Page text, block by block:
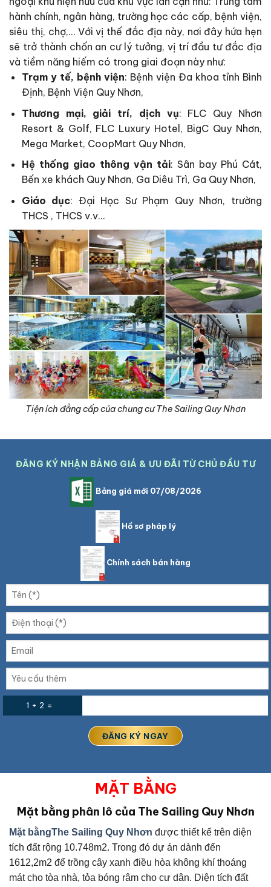
hành chính, ngân hàng, trường học các cấp, bệnh viện,
siêu thị, chợ,… Với vị thế đắc địa này, nơi đây hứa hẹn
sẽ trở thành chốn an cư lý tưởng, vị trí đầu tư đắc địa
và tiềm năng hiếm có trong giai đoạn này như:
Trạm y tế, bệnh viện: Bệnh viện Đa khoa tỉnh Bình
Định, Bệnh Viện Quy Nhơn,
Thương mại, giải trí, dịch vụ: FLC Quy Nhơn
Resort & Golf, FLC Luxury Hotel, BigC Quy Nhơn,
Mega Market, CoopMart Quy Nhơn,
Hệ thống giao thông vận tải: Sân bay Phú Cát,
Bến xe khách Quy Nhơn, Ga Diêu Trì, Ga Quy Nhơn,
Giáo dục: Đại Học Sư Phạm Quy Nhơn, trường
THCS , THCS v.v…
Tiện ích đẳng cấp của chung cư The Sailing Quy Nhơn
ĐĂNG KÝ NHẬN BẢNG GIÁ & ƯU ĐÃI TỪ CHỦ ĐẦU TƯ
Bảng giá mới 07/08/2026
Hồ sơ pháp lý
Chính sách bán hàng
1 + 2 =
MẶT BẰNG
Mặt bằng phân lô của The Sailing Quy Nhơn
Mặt bằngThe Sailing Quy Nhơn được thiết kế trên diện
tích đất rộng 10.748m2. Trong đó dự án dành đến
1612,2m2 để trồng cây xanh điều hòa không khí thoáng
mát cho tòa nhà, tỏa bóng râm cho cư dân. Diện tích đất